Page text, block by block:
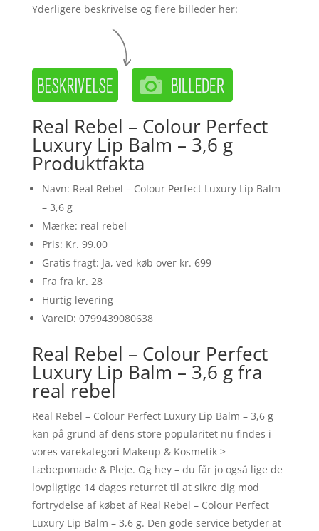
Yderligere beskrivelse og flere billeder her:
Real Rebel – Colour Perfect
Luxury Lip Balm – 3,6 g
Produktfakta
Navn: Real Rebel – Colour Perfect Luxury Lip Balm
– 3,6 g
Mærke: real rebel
Pris: Kr. 99.00
Gratis fragt: Ja, ved køb over kr. 699
Fra fra kr. 28
Hurtig levering
VareID: 0799439080638
Real Rebel – Colour Perfect
Luxury Lip Balm – 3,6 g fra
real rebel
Real Rebel – Colour Perfect Luxury Lip Balm – 3,6 g
kan på grund af dens store popularitet nu findes i
vores varekategori Makeup & Kosmetik >
Læbepomade & Pleje. Og hey – du får jo også lige de
lovpligtige 14 dages returret til at sikre dig mod
fortrydelse af købet af Real Rebel – Colour Perfect
Luxury Lip Balm – 3,6 g. Den gode service betyder at